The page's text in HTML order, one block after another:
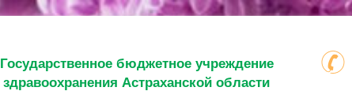
Государственное бюджетное учреждение
здравоохранения Астраханской области